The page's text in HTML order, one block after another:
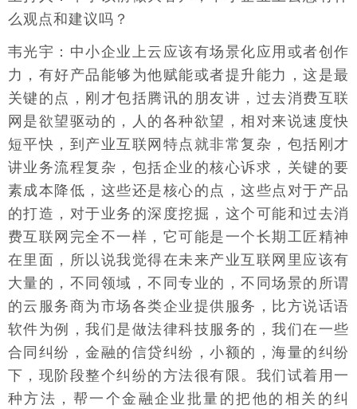
么观点和建议吗？
韦光宇：中小企业上云应该有场景化应用或者创作
力，有好产品能够为他赋能或者提升能力，这是最
关键的点，刚才包括腾讯的朋友讲，过去消费互联
网是欲望驱动的，人的各种欲望，相对来说速度快
短平快，到产业互联网特点就非常复杂，包括刚才
讲业务流程复杂，包括企业的核心诉求，关键的要
素成本降低，这些还是核心的点，这些点对于产品
的打造，对于业务的深度挖掘，这个可能和过去消
费互联网完全不一样，它可能是一个长期工匠精神
在里面，所以说我觉得在未来产业互联网里应该有
大量的，不同领域，不同专业的，不同场景的所谓
的云服务商为市场各类企业提供服务，比方说话语
软件为例，我们是做法律科技服务的，我们在一些
合同纠纷，金融的信贷纠纷，小额的，海量的纠纷
下，现阶段整个纠纷的方法很有限。我们试着用一
种方法，帮一个金融企业批量的把他的相关的纠